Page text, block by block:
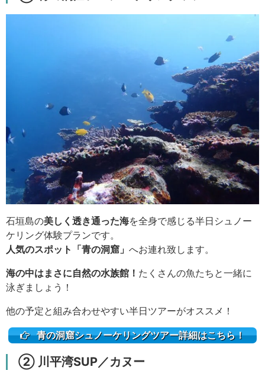
石垣島の美しく透き通った海を全身で感じる半日シュノー
ケリング体験プランです。
人気のスポット「青の洞窟」 へお連れ致します。
海の中はまさに自然の水族館！ たくさんの魚たちと一緒に
泳ぎましょう！
他の予定と組み合わせやすい半日ツアーがオススメ！
青の洞窟シュノーケリングツアー詳細はこちら！
② 川平湾SUP／カヌー